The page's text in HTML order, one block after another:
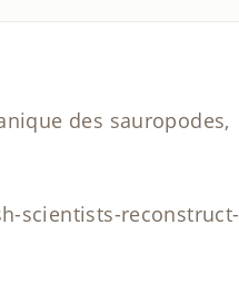
des sauropodes,
scientists-reconstruct-